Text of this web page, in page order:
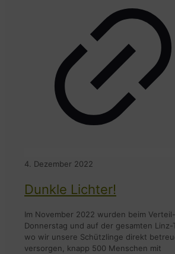
4. Dezember 2022
Dunkle Lichter!
Im November 2022 wurden beim Verteil-
Donnerstag und auf der gesamten Linz-
wo wir unsere Schützlinge direkt
versorgen, knapp 500 Menschen mit